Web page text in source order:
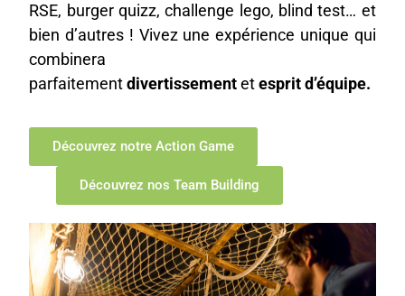
RSE, burger quizz, challenge lego, blind test… et
bien d’autres ! Vivez une expérience unique qui
combinera
parfaitementdivertissementetesprit d’équipe.
Découvrez notre Action Game
Découvrez nos Team Building